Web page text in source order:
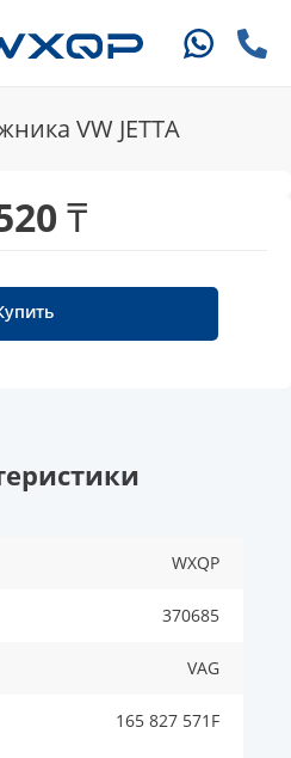
VW JETTA
₸
WXQP
370685
VAG
165 827 571F